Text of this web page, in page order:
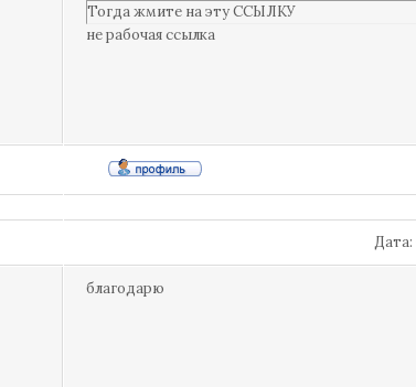
Тогда жмите на эту ССЫЛКУ
не рабочая ссылка
Дата:
благодарю